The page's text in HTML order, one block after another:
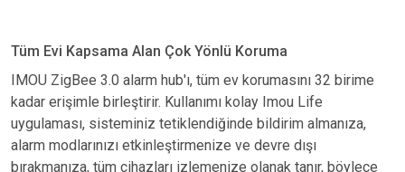
Tüm Evi Kapsama Alan Çok Yönlü Koruma
IMOU ZigBee 3.0 alarm hub'ı, tüm ev korumasını 32 birime
kadar erişimle birleştirir. Kullanımı kolay Imou Life
uygulaması, sisteminiz tetiklendiğinde bildirim almanıza,
alarm modlarınızı etkinleştirmenize ve devre dışı
bırakmanıza, tüm cihazları izlemenize olanak tanır, böylece